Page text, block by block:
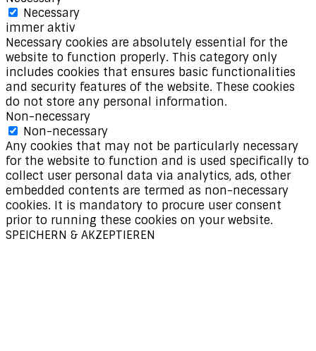
Necessary
immer aktiv
Necessary cookies are absolutely essential for the
website to function properly. This category only
includes cookies that ensures basic functionalities
and security features of the website. These cookies
do not store any personal information.
Non-necessary
Non-necessary
Any cookies that may not be particularly necessary
for the website to function and is used specifically to
collect user personal data via analytics, ads, other
embedded contents are termed as non-necessary
cookies. It is mandatory to procure user consent
prior to running these cookies on your website.
SPEICHERN & AKZEPTIEREN